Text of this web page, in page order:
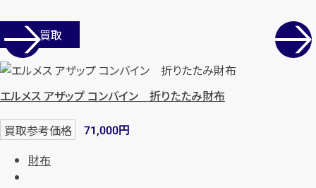
店舗買取
エルメス アザップ コンバイン 折りたたみ財布
買取参考価格 71,000円
財布